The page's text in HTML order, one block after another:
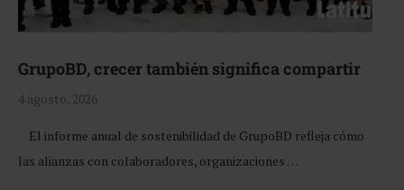
GrupoBD, crecer también significa compartir
4 agosto, 2026
El informe anual de sostenibilidad de GrupoBD refleja cómo
las alianzas con colaboradores, organizaciones …